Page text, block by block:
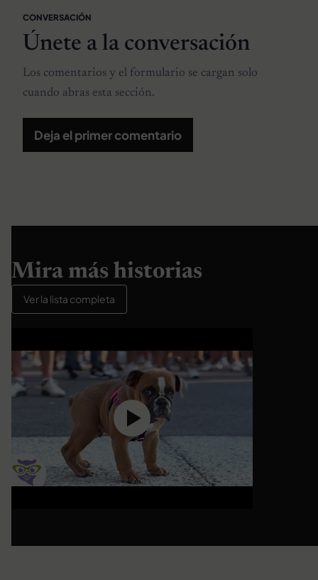
CONVERSACIÓN
Únete a la conversación
Los comentarios y el formulario se cargan solo
cuando abras esta sección.
Deja el primer comentario
Mira más historias
Ver la lista completa